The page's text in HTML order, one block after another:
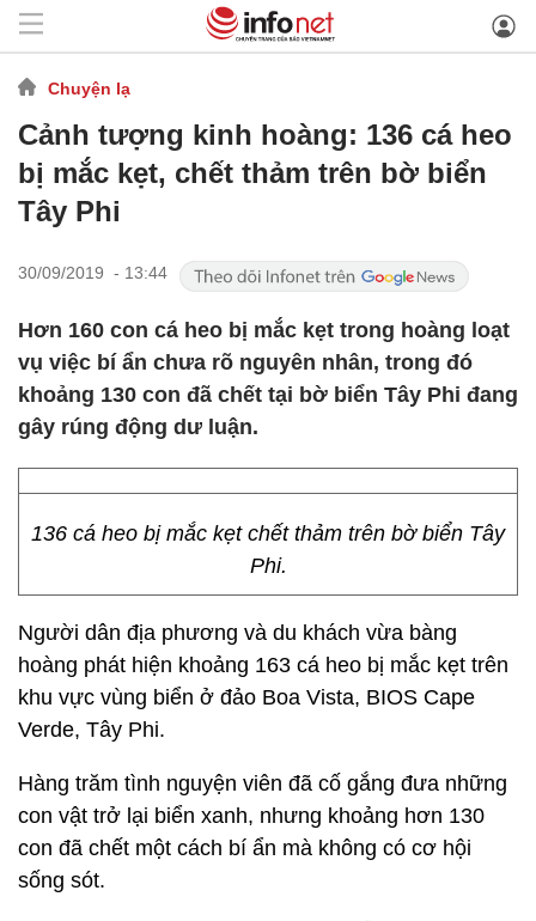
Chuyện lạ
Cảnh tượng kinh hoàng: 136 cá heo
bị mắc kẹt, chết thảm trên bờ biển
Tây Phi
30/09/2019 - 13:44
Hơn 160 con cá heo bị mắc kẹt trong hoàng loạt
vụ việc bí ẩn chưa rõ nguyên nhân, trong đó
khoảng 130 con đã chết tại bờ biển Tây Phi đang
gây rúng động dư luận.
136 cá heo bị mắc kẹt chết thảm trên bờ biển Tây
Phi.
Người dân địa phương và du khách vừa bàng
hoàng phát hiện khoảng 163 cá heo bị mắc kẹt trên
khu vực vùng biển ở đảo Boa Vista, BIOS Cape
Verde, Tây Phi.
Hàng trăm tình nguyện viên đã cố gắng đưa những
con vật trở lại biển xanh, nhưng khoảng hơn 130
con đã chết một cách bí ẩn mà không có cơ hội
sống sót.